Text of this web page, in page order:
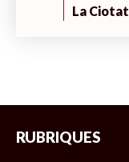
La Ciotat
RUBRIQUES